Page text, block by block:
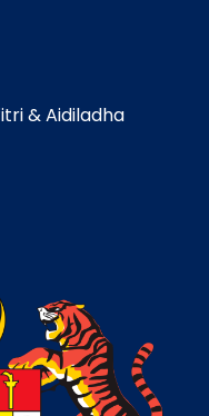
& Aidiladha